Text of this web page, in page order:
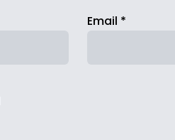
Email *